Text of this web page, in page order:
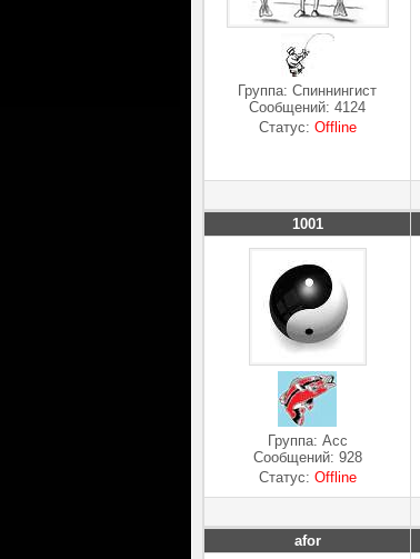
Группа: Спиннингист
Сообщений: 4124
Статус: Offline
1001
Группа: Асс
Сообщений: 928
Статус: Offline
afor